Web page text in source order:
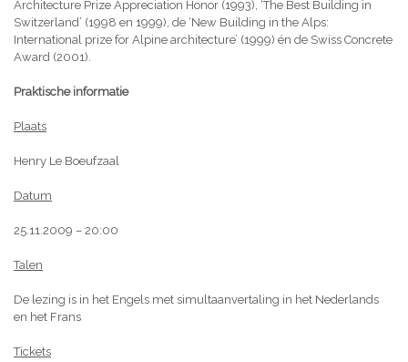
Architecture Prize Appreciation Honor (1993), ‘The Best Building in
Switzerland’ (1998 en 1999), de ‘New Building in the Alps:
International prize for Alpine architecture’ (1999) én de Swiss Concrete
Award (2001).
Praktische informatie
Plaats
Henry Le Boeufzaal
Datum
25.11.2009 – 20:00
Talen
De lezing is in het Engels met simultaanvertaling in het Nederlands
en het Frans
Tickets